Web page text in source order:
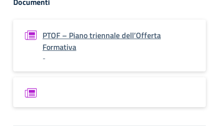
PTOF – Piano triennale dell’Offerta
Formativa
-